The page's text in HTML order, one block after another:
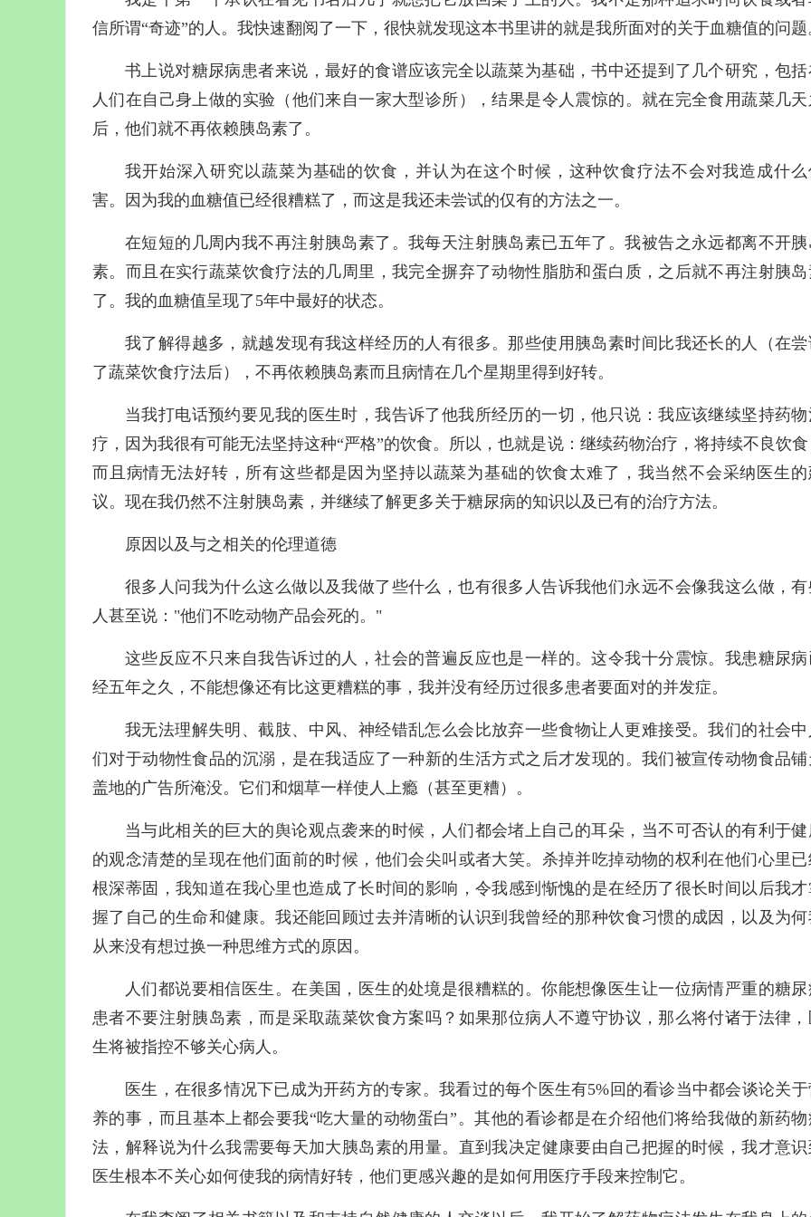
信所谓“奇迹”的人。我快速翻阅了一下，很快就发现这本书里讲的就是我所面对的关于血糖值的问题
书上说对糖尿病患者来说，最好的食谱应该完全以蔬菜为基础，书中还提到了几个研究，包括
人们在自己身上做的实验（他们来自一家大型诊所），结果是令人震惊的。就在完全食用蔬菜几天
后，他们就不再依赖胰岛素了。
我开始深入研究以蔬菜为基础的饮食，并认为在这个时候，这种饮食疗法不会对我造成什么
害。因为我的血糖值已经很糟糕了，而这是我还未尝试的仅有的方法之一。
在短短的几周内我不再注射胰岛素了。我每天注射胰岛素已五年了。我被告之永远都离不开胰
素。而且在实行蔬菜饮食疗法的几周里，我完全摒弃了动物性脂肪和蛋白质，之后就不再注射胰岛
了。我的血糖值呈现了5年中最好的状态。
我了解得越多，就越发现有我这样经历的人有很多。那些使用胰岛素时间比我还长的人（在尝
了蔬菜饮食疗法后），不再依赖胰岛素而且病情在几个星期里得到好转。
当我打电话预约要见我的医生时，我告诉了他我所经历的一切，他只说：我应该继续坚持药物
疗，因为我很有可能无法坚持这种“严格”的饮食。所以，也就是说：继续药物治疗，将持续不良饮
而且病情无法好转，所有这些都是因为坚持以蔬菜为基础的饮食太难了，我当然不会采纳医生的
议。现在我仍然不注射胰岛素，并继续了解更多关于糖尿病的知识以及已有的治疗方法。
原因以及与之相关的伦理道德
很多人问我为什么这么做以及我做了些什么，也有很多人告诉我他们永远不会像我这么做，有
人甚至说："他们不吃动物产品会死的。"
这些反应不只来自我告诉过的人，社会的普遍反应也是一样的。这令我十分震惊。我患糖尿病
经五年之久，不能想像还有比这更糟糕的事，我并没有经历过很多患者要面对的并发症。
我无法理解失明、截肢、中风、神经错乱怎么会比放弃一些食物让人更难接受。我们的社会中
们对于动物性食品的沉溺，是在我适应了一种新的生活方式之后才发现的。我们被宣传动物食品铺
盖地的广告所淹没。它们和烟草一样使人上瘾（甚至更糟）。
当与此相关的巨大的舆论观点袭来的时候，人们都会堵上自己的耳朵，当不可否认的有利于健
的观念清楚的呈现在他们面前的时候，他们会尖叫或者大笑。杀掉并吃掉动物的权利在他们心里已
根深蒂固，我知道在我心里也造成了长时间的影响，令我感到惭愧的是在经历了很长时间以后我才
握了自己的生命和健康。我还能回顾过去并清晰的认识到我曾经的那种饮食习惯的成因，以及为何
从来没有想过换一种思维方式的原因。
人们都说要相信医生。在美国，医生的处境是很糟糕的。你能想像医生让一位病情严重的糖尿
患者不要注射胰岛素，而是采取蔬菜饮食方案吗？如果那位病人不遵守协议，那么将付诸于法律，
生将被指控不够关心病人。
医生，在很多情况下已成为开药方的专家。我看过的每个医生有5%回的看诊当中都会谈论关
养的事，而且基本上都会要我“吃大量的动物蛋白”。其他的看诊都是在介绍他们将给我做的新药物
法，解释说为什么我需要每天加大胰岛素的用量。直到我决定健康要由自己把握的时候，我才意识
医生根本不关心如何使我的病情好转，他们更感兴趣的是如何用医疗手段来控制它。